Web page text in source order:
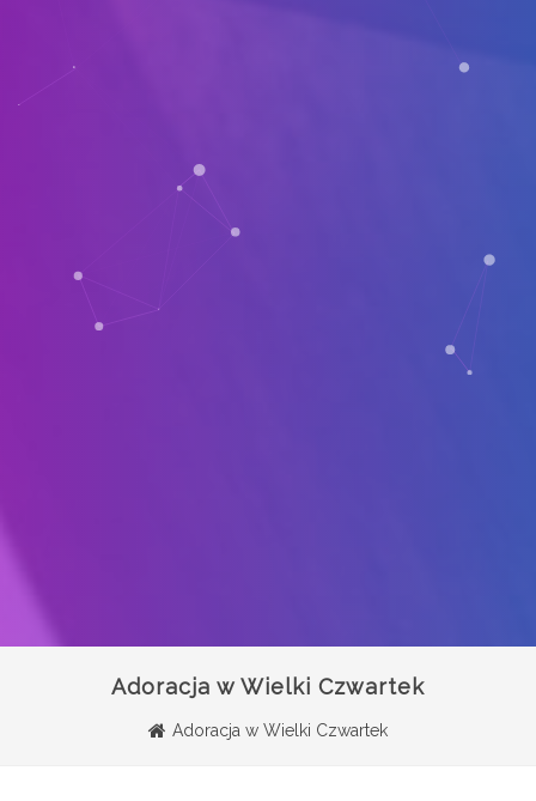
Adoracja w Wielki Czwartek
Adoracja w Wielki Czwartek